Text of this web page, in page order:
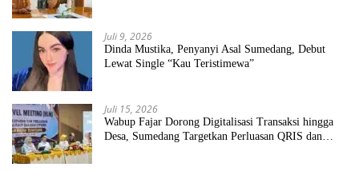
Juli 9, 2026
Dinda Mustika, Penyanyi Asal Sumedang, Debut
Lewat Single “Kau Teristimewa”
Juli 15, 2026
Wabup Fajar Dorong Digitalisasi Transaksi hingga
Desa, Sumedang Targetkan Perluasan QRIS dan